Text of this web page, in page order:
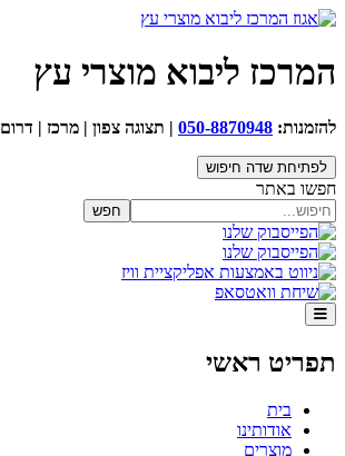
הגדלת טקסט
הקטנת
טקסט
איפוס טקסט
ניגודיות כהה
בהירה
הדגשת קישורים
שנה לגופן נגיש/קריא
המרכז ליבוא מוצרי עץ
להזמנות: 050-8870948 | תצוגה צפון | מרכז | דרום
לפתיחת שדה חיפוש
חפשו באתר
חפש
תפריט ראשי
בית
אודותינו
מוצרים